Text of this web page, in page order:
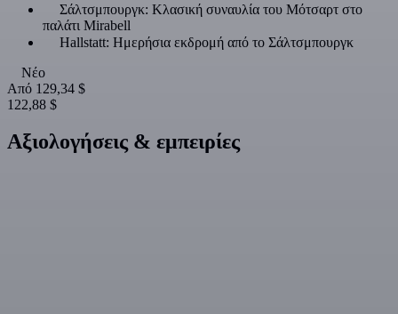
Σάλτσμπουργκ: Κλασική συναυλία του Μότσαρτ στο
παλάτι Mirabell
Hallstatt: Ημερήσια εκδρομή από το Σάλτσμπουργκ
Νέο
Από 129,34 $
122,88 $
Αξιολογήσεις & εμπειρίες